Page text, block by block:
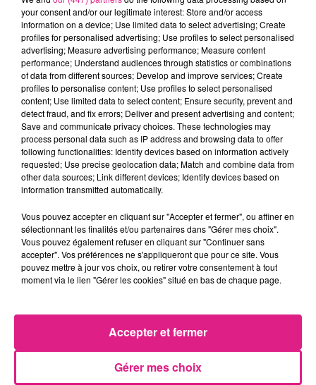
l'après-midi.
FIL ACTUS
7 août 2026
Lorraine : une journée pas comme les autres au Parc animalier de...
6 août 2026
Metz : une distribution de lunette gratuite pour voir l’éclipse
5 août 2026
Casting de Woof : l'Euro-Métropole de Metz part à la recherche de...
4 août 2026
Officiel : Gauthier Hein quitte le FC Metz pour l'OGC Nice
Officiel : le lac de Madine reporte son feu d’artifice
4 août 2026
Eclipse Solaire du 12 août : où voir ce phénomène en Lorraine ?
31 juillet 2026
Chalets de Noël solidaires : la ville de Metz lance un appel à...
Vosges : les feux d’artifice de Gérardmer sont annulés
your consent and/or our legitimate interest: Store and/or access
information on a device; Use limited data to select advertising; Create
profiles for personalised advertising; Use profiles to select personalised
advertising; Measure advertising performance; Measure content
performance; Understand audiences through statistics or combinations
of data from different sources; Develop and improve services; Create
profiles to personalise content; Use profiles to select personalised
content; Use limited data to select content; Ensure security, prevent and
detect fraud, and fix errors; Deliver and present advertising and content;
Save and communicate privacy choices. These technologies may
process personal data such as IP address and browsing data to offer
following functionalities: Identify devices based on information actively
requested; Use precise geolocation data; Match and combine data from
other data sources; Link different devices; Identify devices based on
information transmitted automatically.
Vous pouvez accepter en cliquant sur "Accepter et fermer", ou affiner en
sélectionnant les finalités et/ou partenaires dans "Gérer mes choix".
Vous pouvez également refuser en cliquant sur "Continuer sans
accepter". Vos préférences ne s'appliqueront que pour ce site. Vous
pouvez mettre à jour vos choix, ou retirer votre consentement à tout
moment via le lien "Gérer les cookies" situé en bas de chaque page.
Gérer mes choix
Accepter et fermer